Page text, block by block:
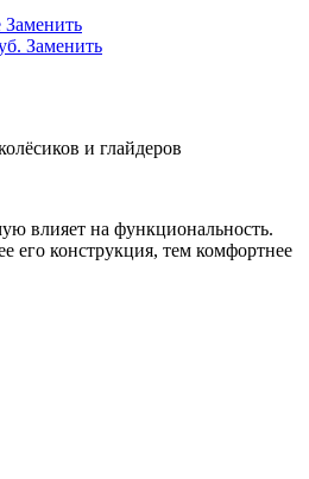
Заменить
Заменить
и глайдеров
влияет на функциональность.
его конструкция, тем комфортнее